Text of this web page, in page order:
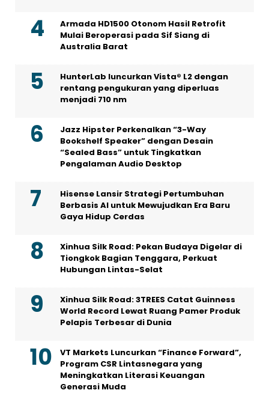
Armada HD1500 Otonom Hasil Retrofit
Mulai Beroperasi pada Sif Siang di
Australia Barat
HunterLab luncurkan Vista® L2 dengan
rentang pengukuran yang diperluas
menjadi 710 nm
Jazz Hipster Perkenalkan “3-Way
Bookshelf Speaker” dengan Desain
“Sealed Bass” untuk Tingkatkan
Pengalaman Audio Desktop
Hisense Lansir Strategi Pertumbuhan
Berbasis AI untuk Mewujudkan Era Baru
Gaya Hidup Cerdas
Xinhua Silk Road: Pekan Budaya Digelar di
Tiongkok Bagian Tenggara, Perkuat
Hubungan Lintas-Selat
Xinhua Silk Road: 3TREES Catat Guinness
World Record Lewat Ruang Pamer Produk
Pelapis Terbesar di Dunia
VT Markets Luncurkan “Finance Forward”,
Program CSR Lintasnegara yang
Meningkatkan Literasi Keuangan
Generasi Muda